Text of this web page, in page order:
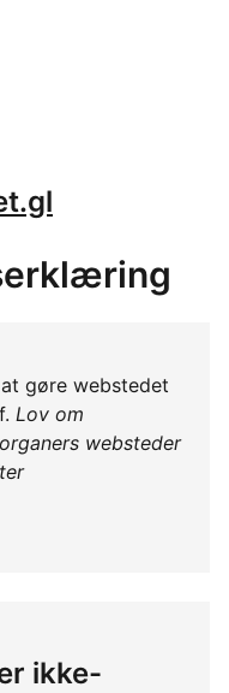
gøre webstedet
Lov om
websteder
ikke-